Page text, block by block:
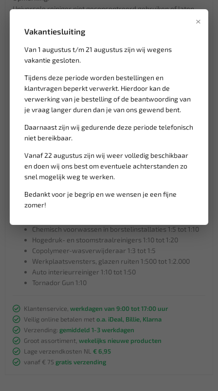
×
Vakantiesluiting
Van 1 augustus t/m 21 augustus zijn wij wegens
vakantie gesloten.
Tijdens deze periode worden bestellingen en
klantvragen beperkt verwerkt. Hierdoor kan de
verwerking van je bestelling of de beantwoording van
je vraag langer duren dan je van ons gewend bent.
Daarnaast zijn wij gedurende deze periode telefonisch
niet bereikbaar.
Vanaf 22 augustus zijn wij weer volledig beschikbaar
en doen wij ons best om eventuele achterstanden zo
snel mogelijk weg te werken.
Bedankt voor je begrip en we wensen je een fijne
zomer!
Universele reiniger niet geconcentreerd gebruiken of laten
Non-ferro en lichte metalen slechts korte tijd behandelen en
De reiniger heeft een sterk ontvettende werking en laat
kleuren vervagen bij herhaalde hoge concentraties.
Mengverhouding met water voor verschillende
aanwendingen:
carrosserieën, deurkanten, vrachtwagenzeilen en
opbouwen 1:5 tot 1:10
Verwijdering van insectenkadavers 1:10
Velgenreiniging 1:2 tot 1:5
Gereedschapsmachines 1:10 tot 1:40
Werkplaatsvloeren en -wanden (handmatig) 1:20 tot
1:40
Chemisch voorwassen in borstelinstallaties 1:5 tot 1:10
Hogedruk- en stoomstraalreinigers 1:10 tot 1:20
Copolymeer-wasverwijderaar 1:3 tot 1:5
Werkplaatsvensters, glazen ruiten 1:500 tot 1:2.000
Auto interieurreiniger 1:10 tot 1:50
Tornador Gun 1:10
Klantenservice, werkdagen van 9:00 tot 17:00 uur
Veilig online betalen met o.a. iDeal, Billie, Klarna
Verzending: gemiddeld 1-3 werkdagen
Groot assortiment, wekelijks nieuwe producten
Lage verzendkosten NL € 6,95
vanaf € 75 gratis verzending